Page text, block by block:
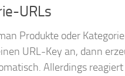
URLs
Produkte oder
URL-Key an, dann
Allerdings